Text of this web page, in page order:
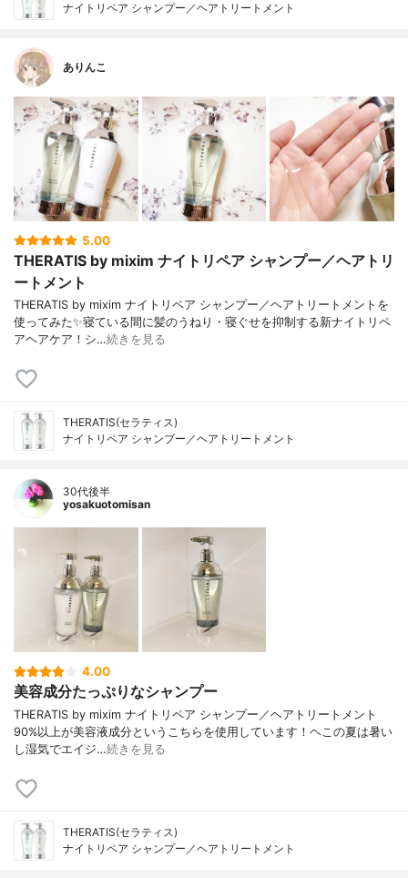
ナイトリペア シャンプー／ヘアトリートメント
ありんこ
5.00
THERATIS by mixim ナイトリペア シャンプー／ヘアトリ
ートメント
THERATIS by mixim ナイトリペア シャンプー／ヘアトリートメントを
使ってみた✨寝ている間に髪のうねり・寝ぐせを抑制する新ナイトリペ
アヘアケア！シ…続きを見る
THERATIS(セラティス)
ナイトリペア シャンプー／ヘアトリートメント
30代後半
yosakuotomisan
4.00
美容成分たっぷりなシャンプー
THERATIS by mixim ナイトリペア シャンプー／ヘアトリートメント
90%以上が美容液成分というこちらを使用しています！ヘこの夏は暑い
し湿気でエイジ…続きを見る
THERATIS(セラティス)
ナイトリペア シャンプー／ヘアトリートメント